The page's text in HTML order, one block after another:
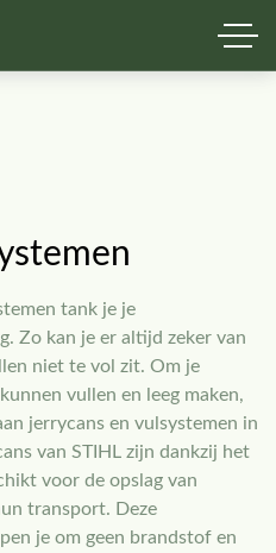
tank je je
Zo kan je er altijd zeker van
niet te vol zit. Om je
vullen en leeg maken,
jerrycans en vulsystemen in
van STIHL zijn dankzij het
voor de opslag van
transport. Deze
je om geen brandstof en